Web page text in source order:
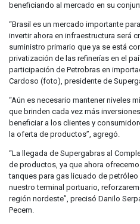
beneficiando al mercado en su
“Brasil es un mercado importante
invertir ahora en infraestructura será
suministro primario que ya se está
privatización de las refinerías en el
participación de Petrobras en
Cardoso (foto), presidente de
“Aún es necesario mantener niveles
que brinden cada vez más
beneficiar a los clientes y
la oferta de productos”, agregó.
“La llegada de Supergabras al
de productos, ya que ahora
tanques para gas licuado de petróleo
nuestro terminal portuario,
región nordeste”, precisó Danilo
Pecem.